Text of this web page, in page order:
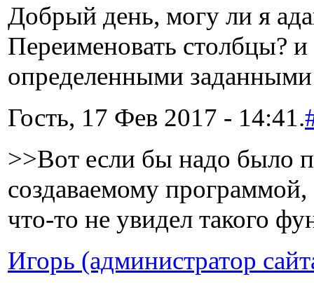
Добрый день, могу ли я
Переименовать столбцы? и
определенными
Гость, 17 Фев 2017 - 14:41.
>>Вот если бы надо было
создаваемому
что-то не увидел такого
Игорь (администратор